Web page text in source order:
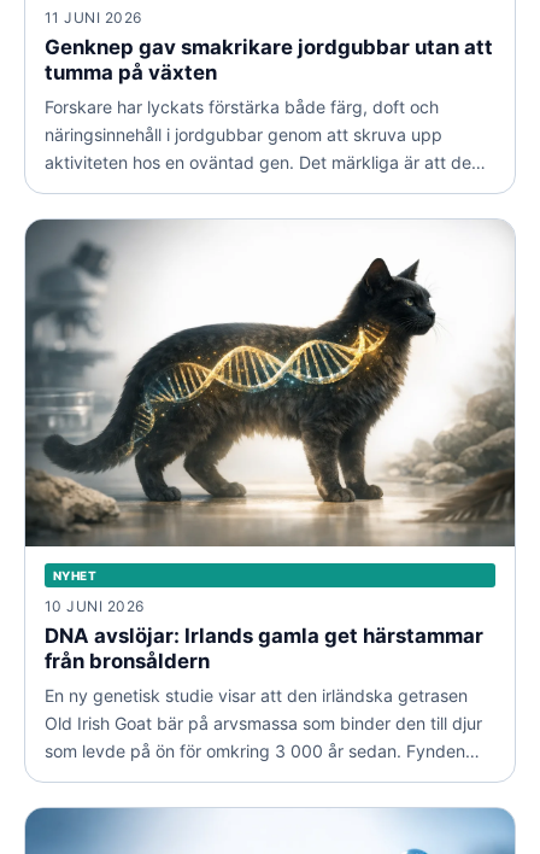
11 JUNI 2026
Genknep gav smakrikare jordgubbar utan att
tumma på växten
Forskare har lyckats förstärka både färg, doft och
näringsinnehåll i jordgubbar genom att skruva upp
aktiviteten hos en oväntad gen. Det märkliga är att de
positiva effekterna kom helt utan baksidor för plantans
tillväxt eller fruktens storlek.
NYHET
10 JUNI 2026
DNA avslöjar: Irlands gamla get härstammar
från bronsåldern
En ny genetisk studie visar att den irländska getrasen
Old Irish Goat bär på arvsmassa som binder den till djur
som levde på ön för omkring 3 000 år sedan. Fynden
tyder på en obruten irländsk linje genom årtusenden.